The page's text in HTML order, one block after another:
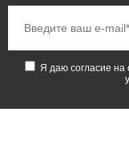
Я даю согласие